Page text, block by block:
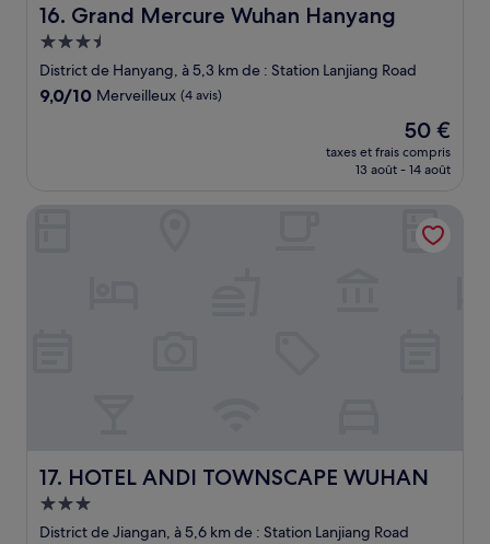
16. Grand Mercure Wuhan Hanyang
Grand Mercure Wuhan Hanyang
Hébergement
3.5 étoiles
District de Hanyang, à 5,3 km de : Station Lanjiang Road
9.0
9,0/10 Merveilleux (4 avis)
Le
nouveau
prix
de
50 €
50 €
taxes et frais compris
13 août - 14 août
17. HOTEL ANDI TOWNSCAPE WUHAN
HOTEL ANDI TOWNSCAPE WUHAN
Hébergement
3.0 étoiles
District de Jiangan, à 5,6 km de : Station Lanjiang Road